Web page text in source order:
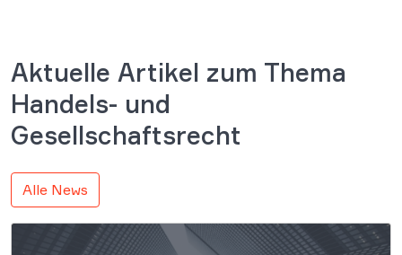
Aktuelle Artikel zum Thema
Handels- und
Gesellschaftsrecht
Alle News